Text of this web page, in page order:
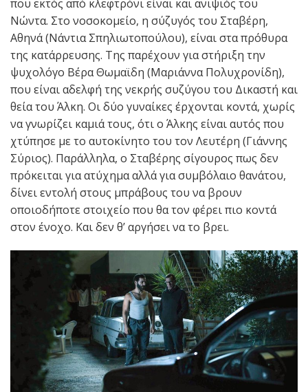
που εκτός από κλεφτρόνι είναι και ανιψιός του
Νώντα. Στο νοσοκομείο, η σύζυγός του Σταβέρη,
Αθηνά (Νάντια Σπηλιωτοπούλου), είναι στα πρόθυρα
της κατάρρευσης. Της παρέχουν για στήριξη την
ψυχολόγο Βέρα Θωμαϊδη (Μαριάννα Πολυχρονίδη),
που είναι αδελφή της νεκρής συζύγου του Δικαστή και
θεία του Άλκη. Οι δύο γυναίκες έρχονται κοντά, χωρίς
να γνωρίζει καμιά τους, ότι ο Άλκης είναι αυτός που
χτύπησε με το αυτοκίνητο του τον Λευτέρη (Γιάννης
Σύριος). Παράλληλα, ο Σταβέρης σίγουρος πως δεν
πρόκειται για ατύχημα αλλά για συμβόλαιο θανάτου,
δίνει εντολή στους μπράβους του να βρουν
οποιοδήποτε στοιχείο που θα τον φέρει πιο κοντά
στον ένοχο. Και δεν θ’ αργήσει να το βρει.